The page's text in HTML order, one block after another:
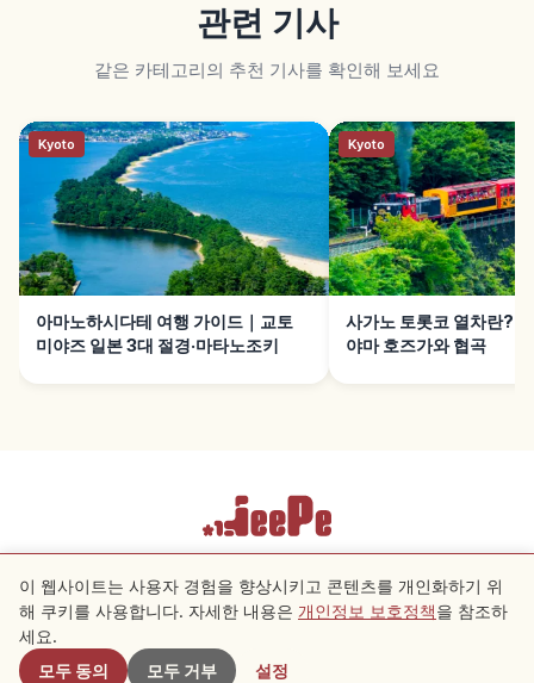
관련 기사
같은 카테고리의 추천 기사를 확인해 보세요
Kyoto
아마노하시다테 여행 가이드｜교토
미야즈 일본 3대 절경·마타노조키
Kyoto
사가노 토롯코 열차란?
야마 호즈가와 협곡
근처 스팟
이 웹사이트는 사용자 경험을 향상시키고 콘텐츠를 개인화하기 위
해 쿠키를 사용합니다. 자세한 내용은 개인정보 보호정책을 참조하
세요.
모두 동의
모두 거부 설정